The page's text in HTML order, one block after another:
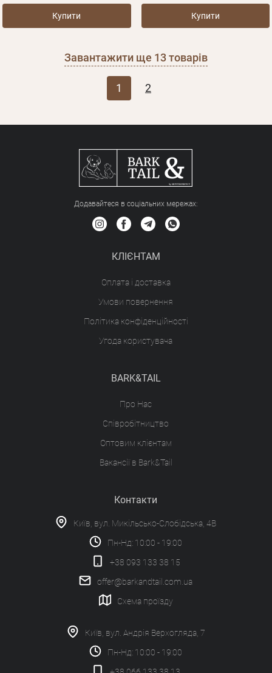
Купити Купити
Завантажити ще 13товарів
1 2
Додавайтеся в соціальних мережах:
КЛІЄНТАМ
Оплата і доставка
Умови повернення
Політика конфіденційності
Угода користувача
BARK&TAIL
Про Нас
Співробітництво
Оптовим клієнтам
Вакансії в Bark&Tail
Контакти
Київ, вул. Микільсько-Слобідська, 4В
Пн-Нд: 10:00 - 19:00
+38 093 133 38 15
offer@barkandtail.com.ua
Схема проїзду
Київ, вул. Андрія Верхогляда, 7
Пн-Нд: 10:00 - 19:00